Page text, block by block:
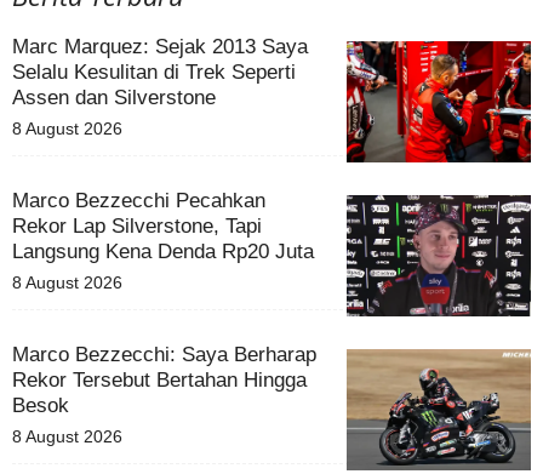
Marc Marquez: Sejak 2013 Saya
Selalu Kesulitan di Trek Seperti
Assen dan Silverstone
8 August 2026
Marco Bezzecchi Pecahkan
Rekor Lap Silverstone, Tapi
Langsung Kena Denda Rp20 Juta
8 August 2026
Marco Bezzecchi: Saya Berharap
Rekor Tersebut Bertahan Hingga
Besok
8 August 2026